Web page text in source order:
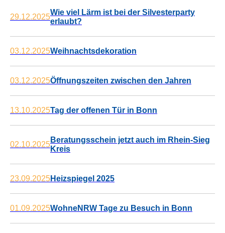
29.12.2025
Wie viel Lärm ist bei der Silvesterparty
erlaubt?
03.12.2025Weihnachtsdekoration
03.12.2025Öffnungszeiten zwischen den Jahren
13.10.2025Tag der offenen Tür in Bonn
02.10.2025
Beratungsschein jetzt auch im Rhein-Sieg
Kreis
23.09.2025Heizspiegel 2025
01.09.2025WohneNRW Tage zu Besuch in Bonn